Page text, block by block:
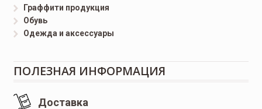
Граффити продукция
Обувь
Одежда и аксессуары
ПОЛЕЗНАЯ ИНФОРМАЦИЯ
Доставка